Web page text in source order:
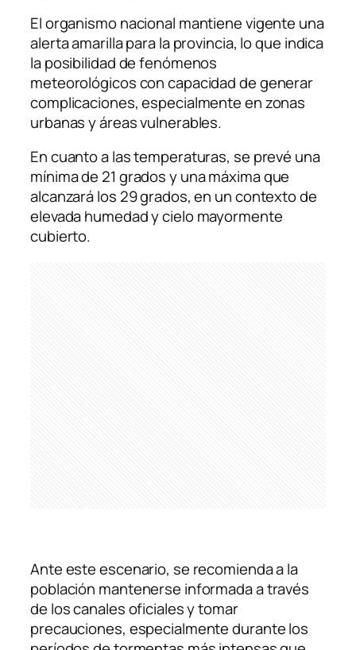
El organismo nacional mantiene vigente una
alerta amarilla para la provincia, lo que indica
la posibilidad de fenómenos
meteorológicos con capacidad de generar
complicaciones, especialmente en zonas
urbanas y áreas vulnerables.
En cuanto a las temperaturas, se prevé una
mínima de 21 grados y una máxima que
alcanzará los 29 grados, en un contexto de
elevada humedad y cielo mayormente
cubierto.
Ante este escenario, se recomienda a la
población mantenerse informada a través
de los canales oficiales y tomar
precauciones, especialmente durante los